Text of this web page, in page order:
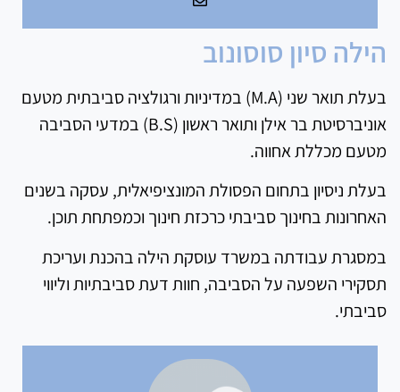
הילה סיון סוסונוב
בעלת תואר שני (M.A) במדיניות ורגולציה סביבתית מטעם
אוניברסיטת בר אילן ותואר ראשון (B.S) במדעי הסביבה
מטעם מכללת אחווה.
בעלת ניסיון בתחום הפסולת המונציפיאלית, עסקה בשנים
האחרונות בחינוך סביבתי כרכזת חינוך וכמפתחת תוכן.
במסגרת עבודתה במשרד עוסקת הילה בהכנת ועריכת
תסקירי השפעה על הסביבה, חוות דעת סביבתיות וליווי
סביבתי.